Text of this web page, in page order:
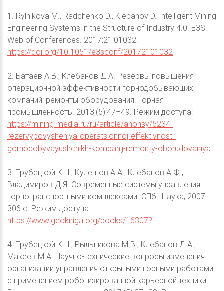
1. Rylnikova M., Radchenko D., Klebanov D. Intelligent Mining
Engineering Systems in the Structure of Industry 4.0. E3S
Web of Conferences. 2017;21:01032.
https://doi.org/10.1051/e3sconf/20172101032
2. Батаев А.В., Клебанов Д.А. Резервы повышения
операционной эффективности горнодобывающих
компаний: ремонты оборудования. Горная
промышленность. 2013;(5):47–49. Режим доступа:
https://mining-media.ru/ru/article/anonsy/5234-
rezervypovysheniya-operatsionnoj-effektivnosti-
gornodobyvayushchikh-kompanij-remonty-oborudovaniya
3. Трубецкой К.Н., Кулешов А.А., Клебанов А.Ф.,
Владимиров Д.Я. Современные системы управления
горнотранспортными комплексами. СПб.: Наука; 2007.
306 с. Режим доступа:
https://www.geokniga.org/books/16307?
4. Трубецкой К.Н., Рыльникова М.В., Клебанов Д.А.,
Макеев М.А. Научно-технические вопросы изменения
организации управления открытыми горными работами
с применением роботизированной карьерной техники.